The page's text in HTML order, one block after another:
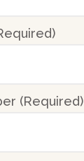
(Required)